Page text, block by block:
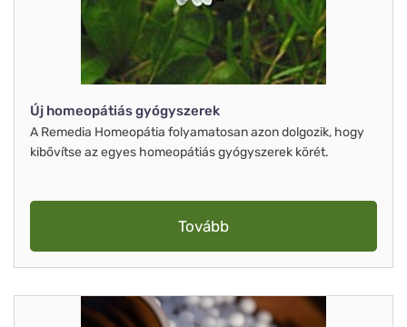
Új homeopátiás gyógyszerek
A Remedia Homeopátia folyamatosan azon dolgozik, hogy
kibővítse az egyes homeopátiás gyógyszerek körét.
Tovább